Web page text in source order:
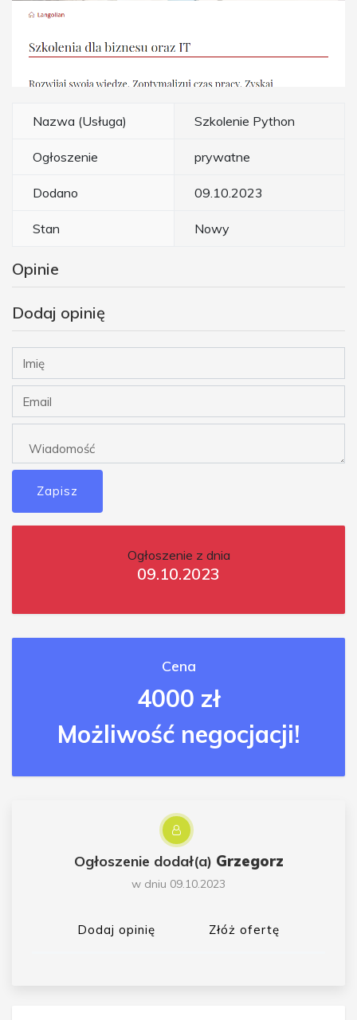
Nazwa (Usługa) Szkolenie Python
Ogłoszenie prywatne
Dodano 09.10.2023
Stan Nowy
Opinie
Dodaj opinię
Zapisz
Ogłoszenie z dnia
09.10.2023
Cena
4000 zł
Możliwość negocjacji!
Ogłoszenie dodał(a) Grzegorz
w dniu 09.10.2023
Dodaj opinię Złóż ofertę